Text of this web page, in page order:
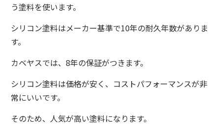
う塗料を使います。
シリコン塗料はメーカー基準で10年の耐久年数がありま
す。
カベヤスでは、8年の保証がつきます。
シリコン塗料は価格が安く、コストパフォーマンスが非
常にいいです。
そのため、人気が高い塗料になります。